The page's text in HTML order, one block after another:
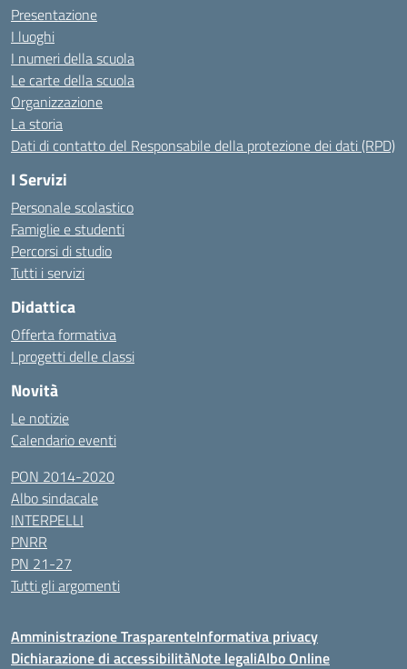
Presentazione
I luoghi
I numeri della scuola
Le carte della scuola
Organizzazione
La storia
Dati di contatto del Responsabile della protezione dei dati (RPD)
I Servizi
Personale scolastico
Famiglie e studenti
Percorsi di studio
Tutti i servizi
Didattica
Offerta formativa
I progetti delle classi
Novità
Le notizie
Calendario eventi
PON 2014-2020
Albo sindacale
INTERPELLI
PNRR
PN 21-27
Tutti gli argomenti
Amministrazione TrasparenteInformativa privacy
Dichiarazione di accessibilitàNote legaliAlbo Online